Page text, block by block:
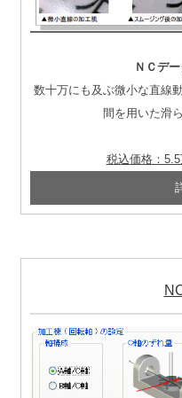
ＮＣデ
数十万にも及ぶ微小な直線
間を用いた滑
税込価格：